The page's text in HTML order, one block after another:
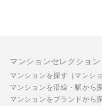
マンションセレクショ
マンションを探す
マンシ
マンションを沿線・駅から
マンションをブランドから